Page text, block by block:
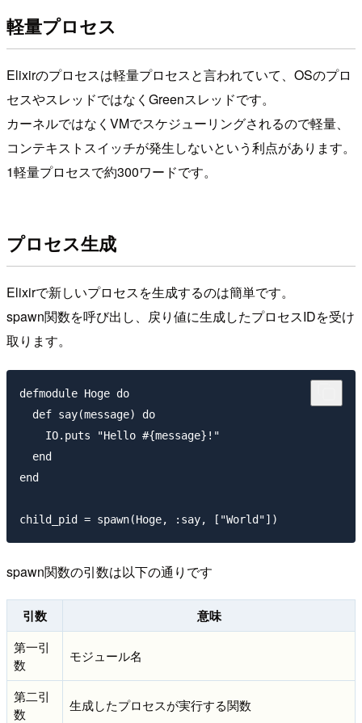
軽量プロセス
Elixirのプロセスは軽量プロセスと言われていて、OSのプロ
セスやスレッドではなくGreenスレッドです。
カーネルではなくVMでスケジューリングされるので軽量、
コンテキストスイッチが発生しないという利点があります。
1軽量プロセスで約300ワードです。
プロセス生成
Elixirで新しいプロセスを生成するのは簡単です。
spawn関数を呼び出し、戻り値に生成したプロセスIDを受け
取ります。
defmodule Hoge do
  def say(message) do
    IO.puts "Hello #{message}!"
  end
end
spawn関数の引数は以下の通りです
引数 意味
第一引
数
モジュール名
第二引
数
生成したプロセスが実行する関数